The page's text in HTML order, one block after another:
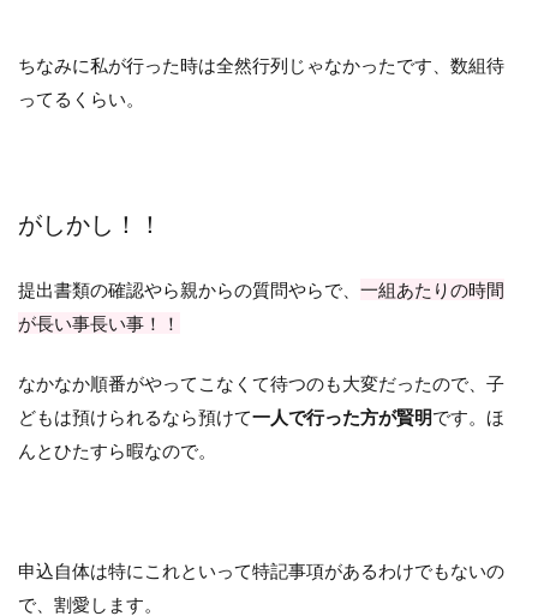
ちなみに私が行った時は全然行列じゃなかったです、数組待
ってるくらい。
がしかし！！
提出書類の確認やら親からの質問やらで、 一組あたりの時間
が長い事長い事！！
なかなか順番がやってこなくて待つのも大変だったので、子
どもは預けられるなら預けて一人で行った方が賢明です。ほ
んとひたすら暇なので。
申込自体は特にこれといって特記事項があるわけでもないの
で、割愛します。